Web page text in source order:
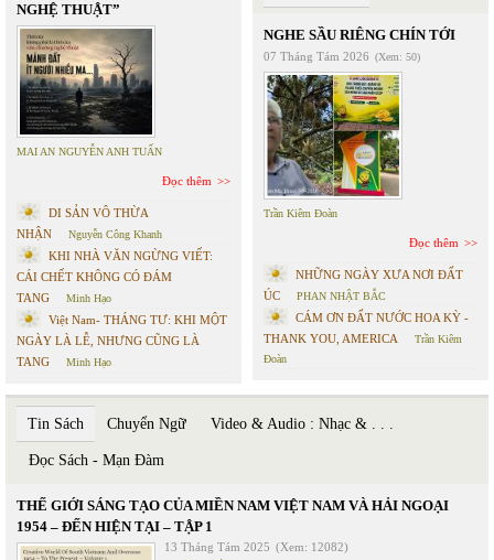
NGHỆ THUẬT”
MAI AN NGUYỄN ANH TUẤN
Đọc thêm
DI SẢN VÔ THỪA
NHẬN
Nguyễn Công Khanh
KHI NHÀ VĂN NGỪNG VIẾT:
CÁI CHẾT KHÔNG CÓ ĐÁM
TANG
Minh Hạo
Việt Nam- THÁNG TƯ: KHI MỘT
NGÀY LÀ LỄ, NHƯNG CŨNG LÀ
TANG
Minh Hạo
NGHE SẦU RIÊNG CHÍN TỚI
07 Tháng Tám 2026 (Xem: 50)
Trần Kiêm Đoàn
Đọc thêm
NHỮNG NGÀY XƯA NƠI ĐẤT
ÚC
PHAN NHẬT BẮC
CÁM ƠN ĐẤT NƯỚC HOA KỲ -
THANK YOU, AMERICA
Trần Kiêm
Đoàn
Tin Sách Chuyển Ngữ Video & Audio : Nhạc & . . .
Đọc Sách - Mạn Đàm
THẾ GIỚI SÁNG TẠO CỦA MIỀN NAM VIỆT NAM VÀ HẢI NGOẠI
1954 – ĐẾN HIỆN TẠI – TẬP 1
13 Tháng Tám 2025 (Xem: 12082)